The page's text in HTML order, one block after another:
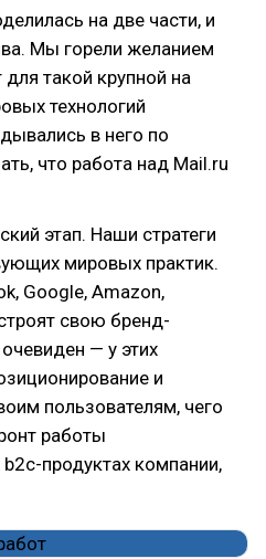
на две части, и
Мы горели желанием
такой крупной на
технологий
в него по
что работа над Mail.ru
этап. Наши стратеги
мировых практик.
Google, Amazon,
свою бренд-
— у этих
и
пользователям, чего
работы
продуктах компании,